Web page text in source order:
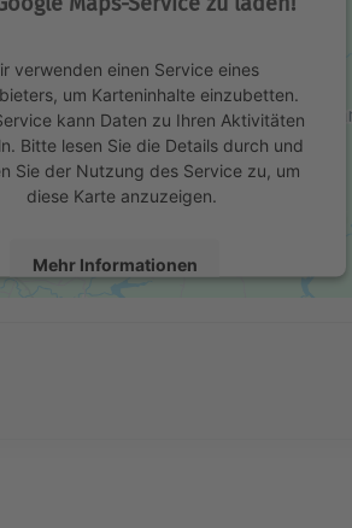
verwenden einen Service eines
um Karteninhalte einzubetten.
kann Daten zu Ihren Aktivitäten
Bitte lesen Sie die Details durch und
Sie der Nutzung des Service zu, um
diese Karte anzuzeigen.
Mehr Informationen